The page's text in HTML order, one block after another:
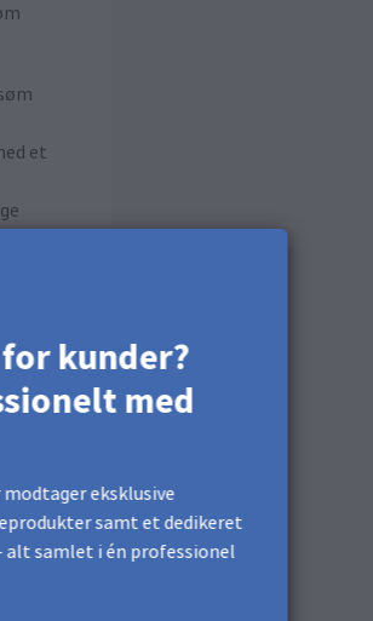
et
kunder?
med
eksklusive
samt et dedikeret
samlet i én professionel